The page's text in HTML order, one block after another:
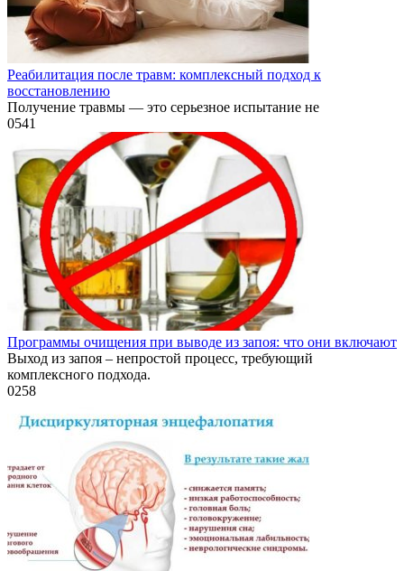
Реабилитация после травм: комплексный подход к
восстановлению
Получение травмы — это серьезное испытание не
0541
Программы очищения при выводе из запоя: что они включают
Выход из запоя – непростой процесс, требующий
комплексного подхода.
0258